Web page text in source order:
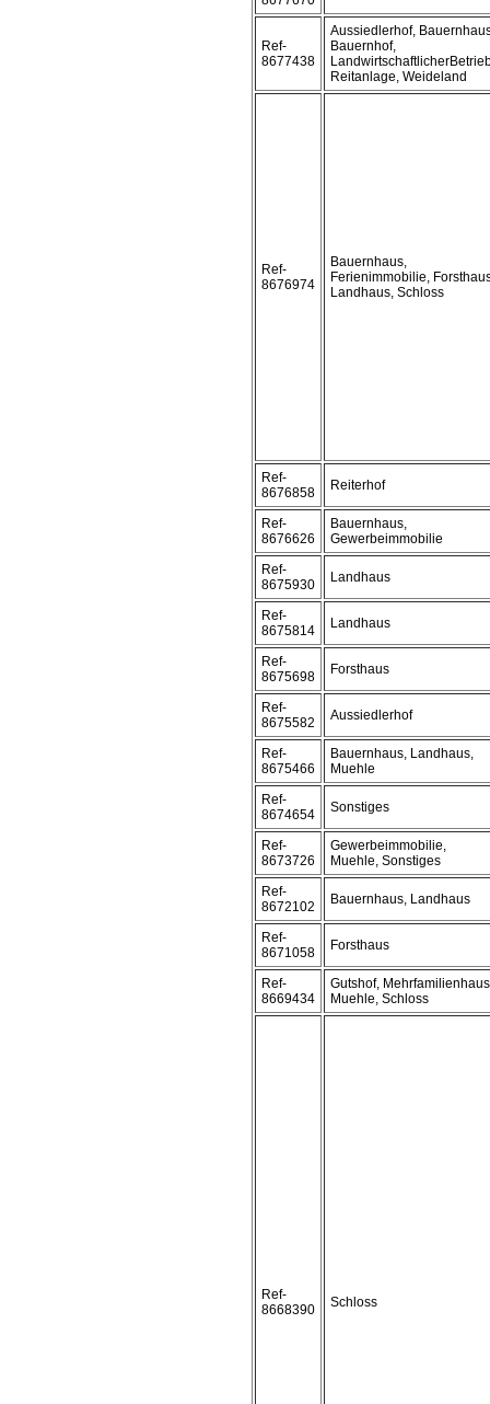
Ref-
8677438
Aussiedlerhof,
Bauernhof,
Reitanlage, Weideland
Ref-
8676974
Bauernhaus,
Ferienimmobilie,
Landhaus, Schloss
Ref-
8676858
Reiterhof
Ref-
8676626
Bauernhaus,
Gewerbeimmobilie
Ref-
8675930
Landhaus
Ref-
8675814
Landhaus
Ref-
8675698
Forsthaus
Ref-
8675582
Aussiedlerhof
Ref-
8675466
Bauernhaus, Landhaus,
Muehle
Ref-
8674654
Sonstiges
Ref-
8673726
Gewerbeimmobilie,
Muehle, Sonstiges
Ref-
8672102
Bauernhaus, Landhaus
Ref-
8671058
Forsthaus
Ref-
8669434
Gutshof,
Muehle, Schloss
Ref-
8668390
Schloss